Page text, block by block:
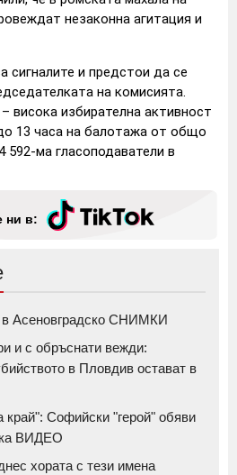
незаконна агитация и
сигналите и предстои да се
на комисията.
висока избирателна активност
13 часа на балотажа от общо
ма гласоподаватели в
ни в:
в Асеновградско СНИМКИ
и с обръснати вежди:
в Пловдив остават в
край": Софийски "герой" обяви
ВИДЕО
хората с тези имена